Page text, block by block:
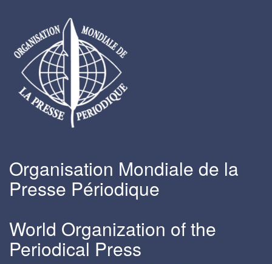
Organisation Mondiale de la
Presse Périodique
World Organization of the
Periodical Press